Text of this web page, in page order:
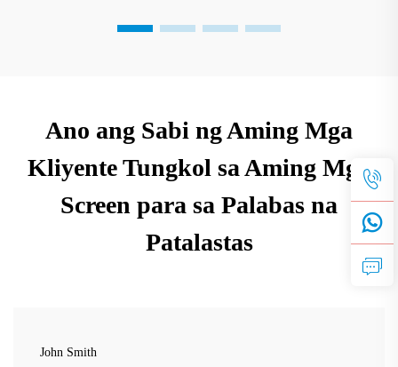
Ano ang Sabi ng Aming Mga
Kliyente Tungkol sa Aming Mga
Screen para sa Palabas na
Patalastas
John Smith